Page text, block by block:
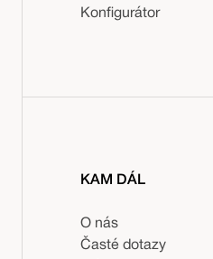
Konfigurátor
KAM DÁL
O nás
Časté dotazy